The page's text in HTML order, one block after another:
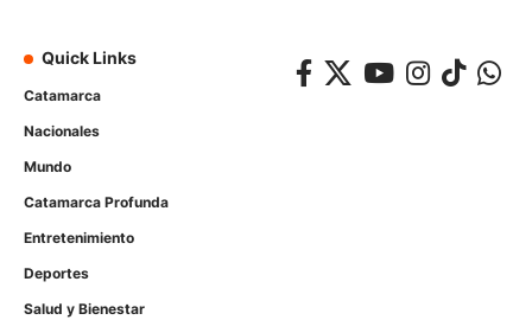
Quick Links
Catamarca
Nacionales
Mundo
Catamarca Profunda
Entretenimiento
Deportes
Salud y Bienestar